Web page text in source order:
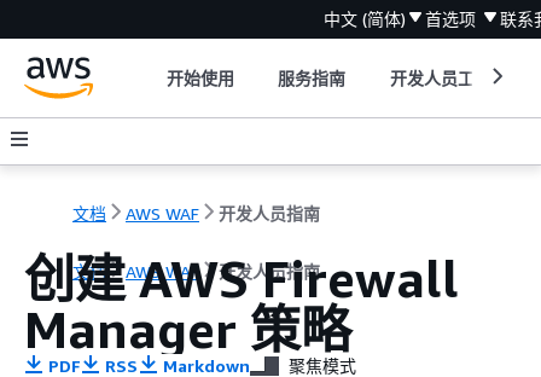
中文 (简体) 首选项 联系
开始使用 服务指南 开发人员工具
文档 AWS WAF 开发人员指南
文档 AWS WAF 开发人员指南
创建 AWS Firewall
Manager 策略
PDF RSS Markdown 聚焦模式